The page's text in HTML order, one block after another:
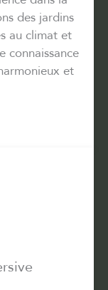
des jardins
au climat et
connaissance
et